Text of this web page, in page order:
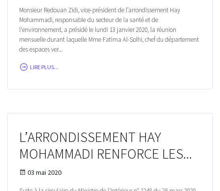
Monsieur Redouan Zidi, vice-président de l’arrondissement Hay
Mohammadi, responsable du secteur de la santé et de
l'environnement, a présidé le lundi 13 janvier 2020, la réunion
mensuelle durant laquelle Mme Fatima Al-Solhi, chef du département
des espaces ver...
LIRE PLUS...
L’ARRONDISSEMENT HAY
MOHAMMADI RENFORCE LES...
03 mai 2020